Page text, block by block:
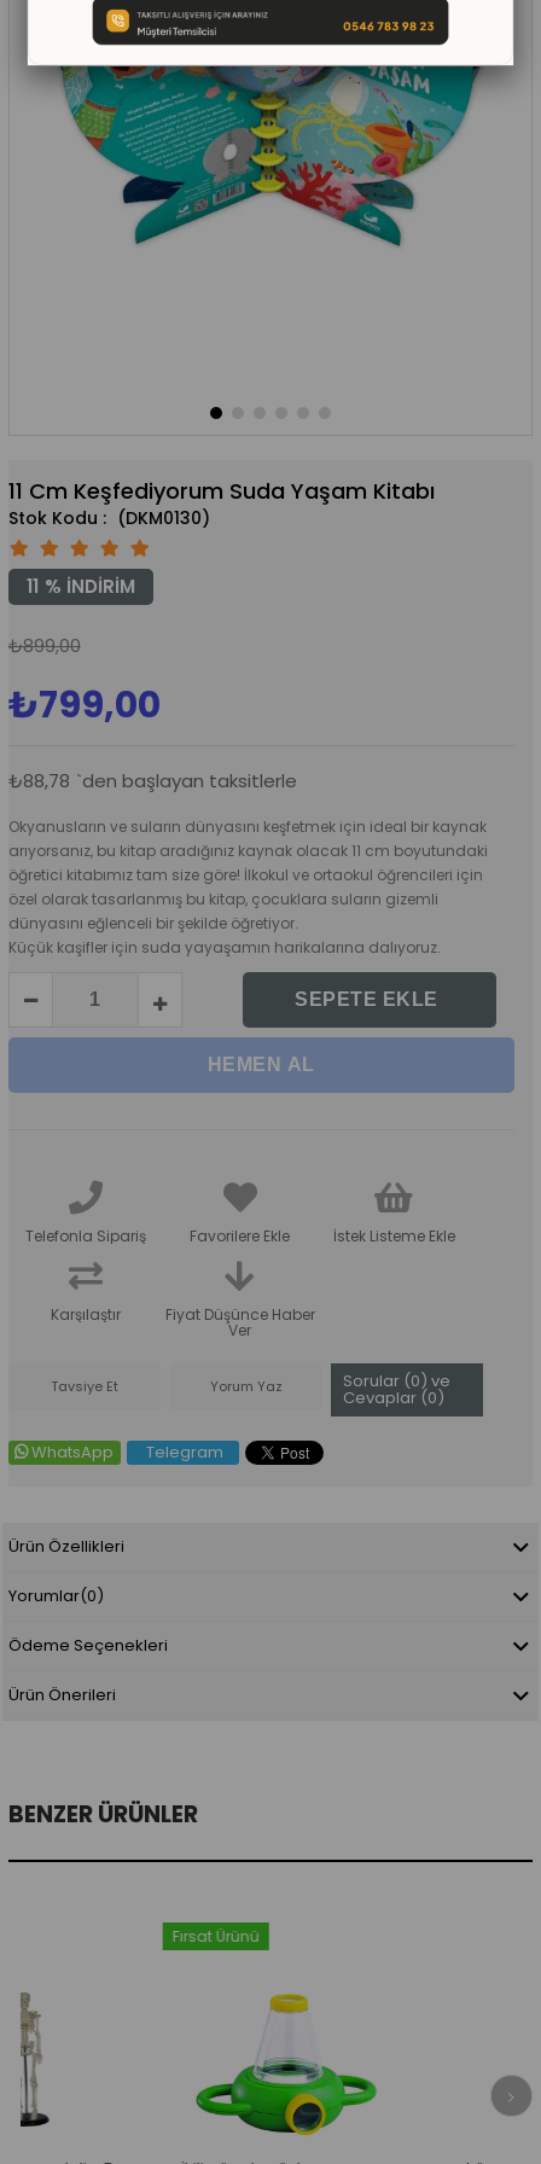
11 Cm Keşfediyorum Suda Yaşam Kitabı
(DKM0130)
%
11 İNDIRIM
₺899,00
₺799,00
₺88,78 `den başlayan taksitlerle
Okyanusların ve suların dünyasını keşfetmek için ideal bir kaynak
arıyorsanız, bu kitap aradığınız kaynak olacak 11 cm boyutundaki
öğretici kitabımız tam size göre! İlkokul ve ortaokul öğrencileri için
özel olarak tasarlanmış bu kitap, çocuklara suların gizemli
dünyasını eğlenceli bir şekilde öğretiyor.
Küçük kaşifler için suda yayaşamın harikalarına dalıyoruz.
Telefonla Sipariş Favorilere Ekle İstek Listeme Ekle
Karşılaştır Fiyat Düşünce Haber
Ver
Tavsiye Et Yorum Yaz Sorular (0) ve
Cevaplar (0)
WhatsApp Telegram
Ürün Özellikleri
Yorumlar(0)
Ödeme Seçenekleri
Ürün Önerileri
BENZER ÜRÜNLER
Fırsat Ürünü